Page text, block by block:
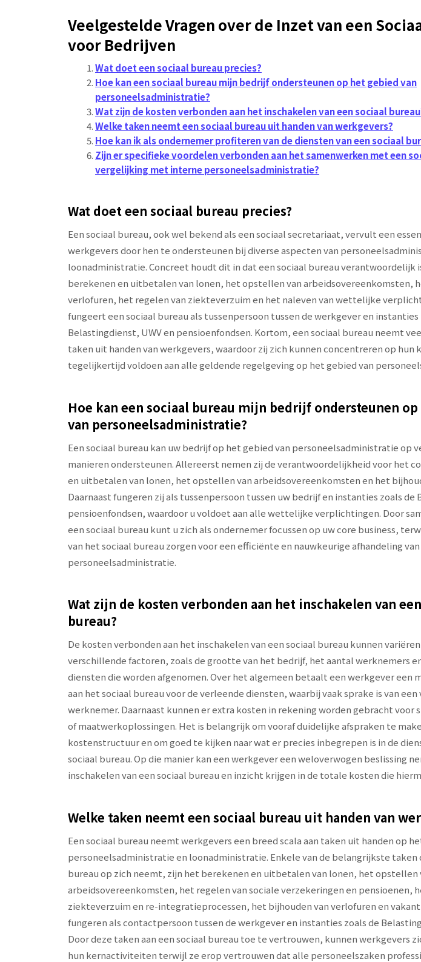
Veelgestelde Vragen over de Inzet van een
voor Bedrijven
Wat doet een sociaal bureau precies?
Hoe kan een sociaal bureau mijn bedrijf ondersteunen op het gebied van
personeelsadministratie?
Wat zijn de kosten verbonden aan het inschakelen van een sociaal
Welke taken neemt een sociaal bureau uit handen van werkgevers?
Hoe kan ik als ondernemer profiteren van de diensten van een sociaal
Zijn er specifieke voordelen verbonden aan het samenwerken met een
vergelijking met interne personeelsadministratie?
Wat doet een sociaal bureau precies?
Een sociaal bureau, ook wel bekend als een sociaal secretariaat, vervult een
werkgevers door hen te ondersteunen bij diverse aspecten van
loonadministratie. Concreet houdt dit in dat een sociaal bureau verantwoordelijk
berekenen en uitbetalen van lonen, het opstellen van arbeidsovereenkomsten,
verlofuren, het regelen van ziekteverzuim en het naleven van wettelijke
fungeert een sociaal bureau als tussenpersoon tussen de werkgever en instanties
Belastingdienst, UWV en pensioenfondsen. Kortom, een sociaal bureau neemt
taken uit handen van werkgevers, waardoor zij zich kunnen concentreren op
tegelijkertijd voldoen aan alle geldende regelgeving op het gebied van
Hoe kan een sociaal bureau mijn bedrijf ondersteunen
van personeelsadministratie?
Een sociaal bureau kan uw bedrijf op het gebied van personeelsadministratie op
manieren ondersteunen. Allereerst nemen zij de verantwoordelijkheid voor het
en uitbetalen van lonen, het opstellen van arbeidsovereenkomsten en het
Daarnaast fungeren zij als tussenpersoon tussen uw bedrijf en instanties zoals de
pensioenfondsen, waardoor u voldoet aan alle wettelijke verplichtingen. Door
een sociaal bureau kunt u zich als ondernemer focussen op uw core business,
van het sociaal bureau zorgen voor een efficiënte en nauwkeurige afhandeling
personeelsadministratie.
Wat zijn de kosten verbonden aan het inschakelen van
bureau?
De kosten verbonden aan het inschakelen van een sociaal bureau kunnen
verschillende factoren, zoals de grootte van het bedrijf, het aantal werknemers
diensten die worden afgenomen. Over het algemeen betaalt een werkgever een
aan het sociaal bureau voor de verleende diensten, waarbij vaak sprake is van
werknemer. Daarnaast kunnen er extra kosten in rekening worden gebracht voor
of maatwerkoplossingen. Het is belangrijk om vooraf duidelijke afspraken te
kostenstructuur en om goed te kijken naar wat er precies inbegrepen is in de
sociaal bureau. Op die manier kan een werkgever een weloverwogen beslissing
inschakelen van een sociaal bureau en inzicht krijgen in de totale kosten die
Welke taken neemt een sociaal bureau uit handen van
Een sociaal bureau neemt werkgevers een breed scala aan taken uit handen op
personeelsadministratie en loonadministratie. Enkele van de belangrijkste taken
bureau op zich neemt, zijn het berekenen en uitbetalen van lonen, het opstellen
arbeidsovereenkomsten, het regelen van sociale verzekeringen en pensioenen,
ziekteverzuim en re-integratieprocessen, het bijhouden van verlofuren en
fungeren als contactpersoon tussen de werkgever en instanties zoals de
Door deze taken aan een sociaal bureau toe te vertrouwen, kunnen werkgevers
hun kernactiviteiten terwijl ze erop vertrouwen dat alle personeelszaken